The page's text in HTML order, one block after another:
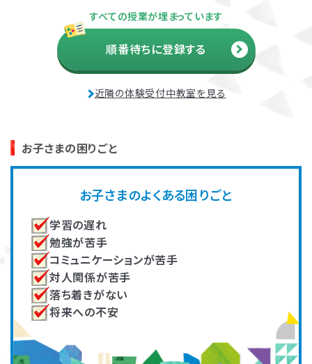
資料・体験授業のお問い合わせ
個人情報保護方針 サイトマップ
すべての授業が埋まっています
順番待ちに登録する
近隣の体験受付中教室を見る
お子さまの困りごと
お子さまのよくある困りごと
学習の遅れ
勉強が苦手
コミュニケーションが苦手
対人関係が苦手
落ち着きがない
将来への不安
わかる本』監修
作業療法士（OT）
『ADHDの子どもたち』『臨床 作業
言語聴覚士
未就学児の家族支援プログラム
他、各教室の指導員育成に従事。
大学で非常勤講師として教育者
生活保護
受給世帯
市町村民税
課税世帯
市町村民税
課税世帯
前年度の年間所得
890万円
4,600円
課税世帯
前年度の年間所得
890万円
までの世帯